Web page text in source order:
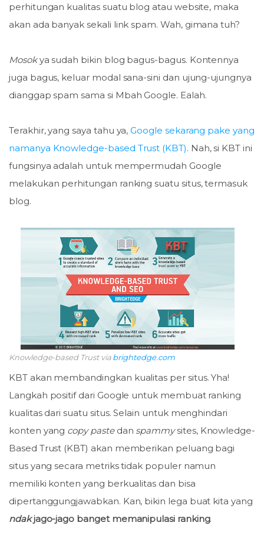
perhitungan kualitas suatu blog atau website, maka
akan ada banyak sekali link spam. Wah, gimana tuh?
Mosokya sudah bikin blog bagus-bagus. Kontennya
juga bagus, keluar modal sana-sini dan ujung-ujungnya
dianggap spam sama si Mbah Google. Ealah.
Terakhir, yang saya tahu ya,Google sekarang pake yang
namanya Knowledge-based Trust (KBT). Nah, si KBT ini
fungsinya adalah untuk mempermudah Google
melakukan perhitungan ranking suatu situs, termasuk
blog.
Knowledge-based Trust viabrightedge.com
KBT akan membandingkan kualitas per situs. Yha!
Langkah positif dari Google untuk membuat ranking
kualitas dari suatu situs. Selain untuk menghindari
konten yang copy paste dan spammysites, Knowledge-
Based Trust (KBT) akan memberikan peluang bagi
situs yang secara metriks tidak populer namun
memiliki konten yang berkualitas dan bisa
dipertanggungjawabkan. Kan, bikin lega buat kita yang
ndakjago-jago banget memanipulasi ranking.